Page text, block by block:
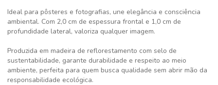
Ideal para pôsteres e fotografias, une elegância e consciência
ambiental. Com 2,0 cm de espessura frontal e 1,0 cm de
profundidade lateral, valoriza qualquer imagem.
Produzida em madeira de reflorestamento com selo de
sustentabilidade, garante durabilidade e respeito ao meio
ambiente, perfeita para quem busca qualidade sem abrir mão da
responsabilidade ecológica.